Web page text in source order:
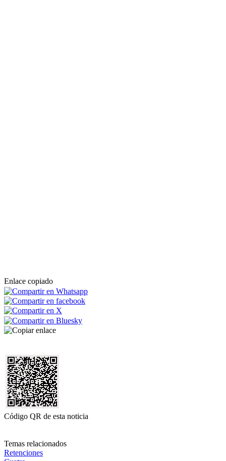
Enlace copiado
Código QR de esta noticia
Temas relacionados
Retenciones